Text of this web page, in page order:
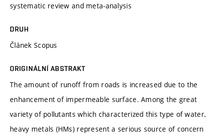
systematic review and meta-analysis
DRUH
Článek Scopus
ORIGINÁLNÍ ABSTRAKT
The amount of runoff from roads is increased due to the
enhancement of impermeable surface. Among the great
variety of pollutants which characterized this type of water,
heavy metals (HMs) represent a serious source of concern